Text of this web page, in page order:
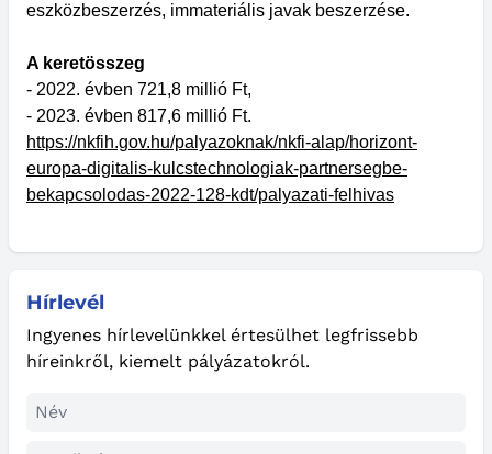
Hírlevél
Ingyenes hírlevelünkkel értesülhet legfrissebb
híreinkről, kiemelt pályázatokról.
eszközbeszerzés, immateriális javak beszerzése.
A keretösszeg
- 2022. évben 721,8 millió Ft,
- 2023. évben 817,6 millió Ft.
https://nkfih.gov.hu/palyazoknak/nkfi-alap/horizont-
europa-digitalis-kulcstechnologiak-partnersegbe-
bekapcsolodas-2022-128-kdt/palyazati-felhivas